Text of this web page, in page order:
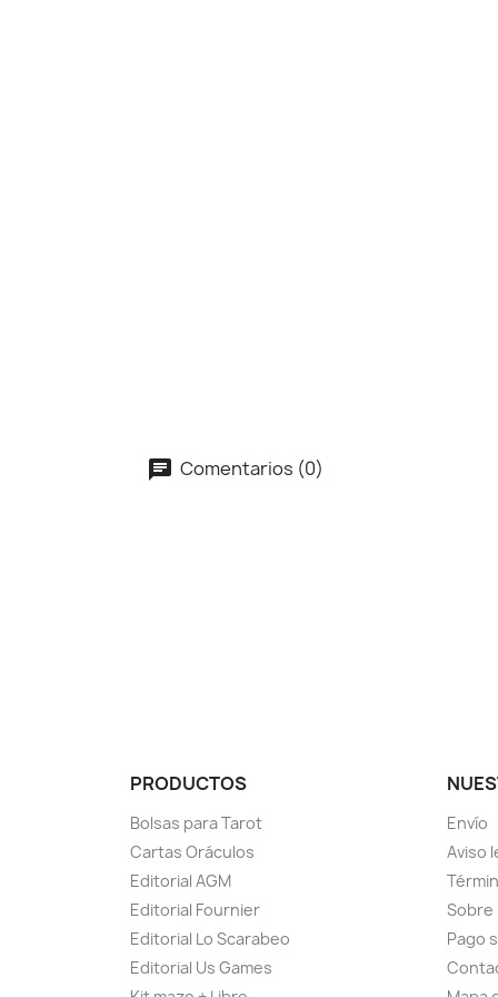
Comentarios (0)
PRODUCTOS
Bolsas para Tarot
Cartas Oráculos
Editorial AGM
Editorial Fournier
Editorial Lo Scarabeo
Editorial Us Games
Envío
Aviso
Pago